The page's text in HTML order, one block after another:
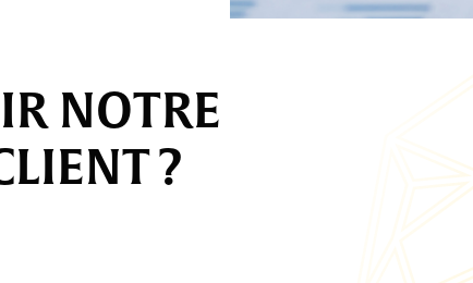
NOTRE
?